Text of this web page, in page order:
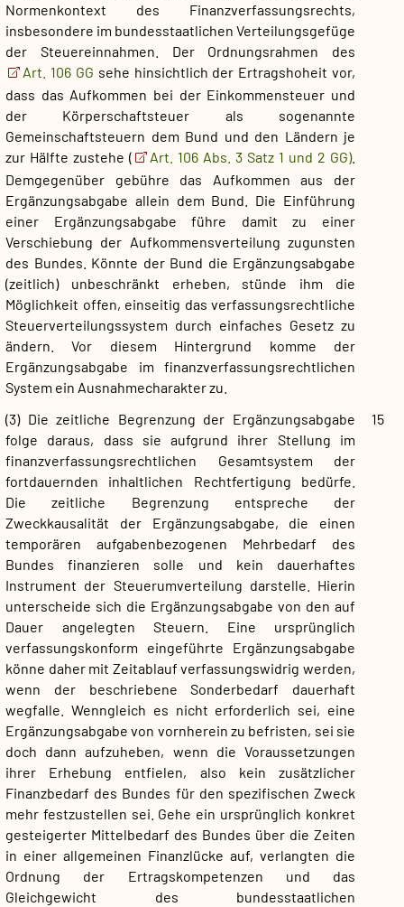
Normenkontext des Finanzverfassungsrechts,
insbesondere im bundesstaatlichen Verteilungsgefüge
der Steuereinnahmen. Der Ordnungsrahmen des
Art. 106 GG sehe hinsichtlich der Ertragshoheit vor,
dass das Aufkommen bei der Einkommensteuer und
der Körperschaftsteuer als sogenannte
Gemeinschaftsteuern dem Bund und den Ländern je
zur Hälfte zustehe (
Art. 106 Abs. 3 Satz 1 und 2 GG).
Demgegenüber gebühre das Aufkommen aus der
Ergänzungsabgabe allein dem Bund. Die Einführung
einer Ergänzungsabgabe führe damit zu einer
Verschiebung der Aufkommensverteilung zugunsten
des Bundes. Könnte der Bund die Ergänzungsabgabe
(zeitlich) unbeschränkt erheben, stünde ihm die
Möglichkeit offen, einseitig das verfassungsrechtliche
Steuerverteilungssystem durch einfaches Gesetz zu
ändern. Vor diesem Hintergrund komme der
Ergänzungsabgabe im finanzverfassungsrechtlichen
System ein Ausnahmecharakter zu.
15
(3) Die zeitliche Begrenzung der Ergänzungsabgabe
folge daraus, dass sie aufgrund ihrer Stellung im
finanzverfassungsrechtlichen Gesamtsystem der
fortdauernden inhaltlichen Rechtfertigung bedürfe.
Die zeitliche Begrenzung entspreche der
Zweckkausalität der Ergänzungsabgabe, die einen
temporären aufgabenbezogenen Mehrbedarf des
Bundes finanzieren solle und kein dauerhaftes
Instrument der Steuerumverteilung darstelle. Hierin
unterscheide sich die Ergänzungsabgabe von den auf
Dauer angelegten Steuern. Eine ursprünglich
verfassungskonform eingeführte Ergänzungsabgabe
könne daher mit Zeitablauf verfassungswidrig werden,
wenn der beschriebene Sonderbedarf dauerhaft
wegfalle. Wenngleich es nicht erforderlich sei, eine
Ergänzungsabgabe von vornherein zu befristen, sei sie
doch dann aufzuheben, wenn die Voraussetzungen
ihrer Erhebung entfielen, also kein zusätzlicher
Finanzbedarf des Bundes für den spezifischen Zweck
mehr festzustellen sei. Gehe ein ursprünglich konkret
gesteigerter Mittelbedarf des Bundes über die Zeiten
in einer allgemeinen Finanzlücke auf, verlangten die
Ordnung der Ertragskompetenzen und das
Gleichgewicht des bundesstaatlichen